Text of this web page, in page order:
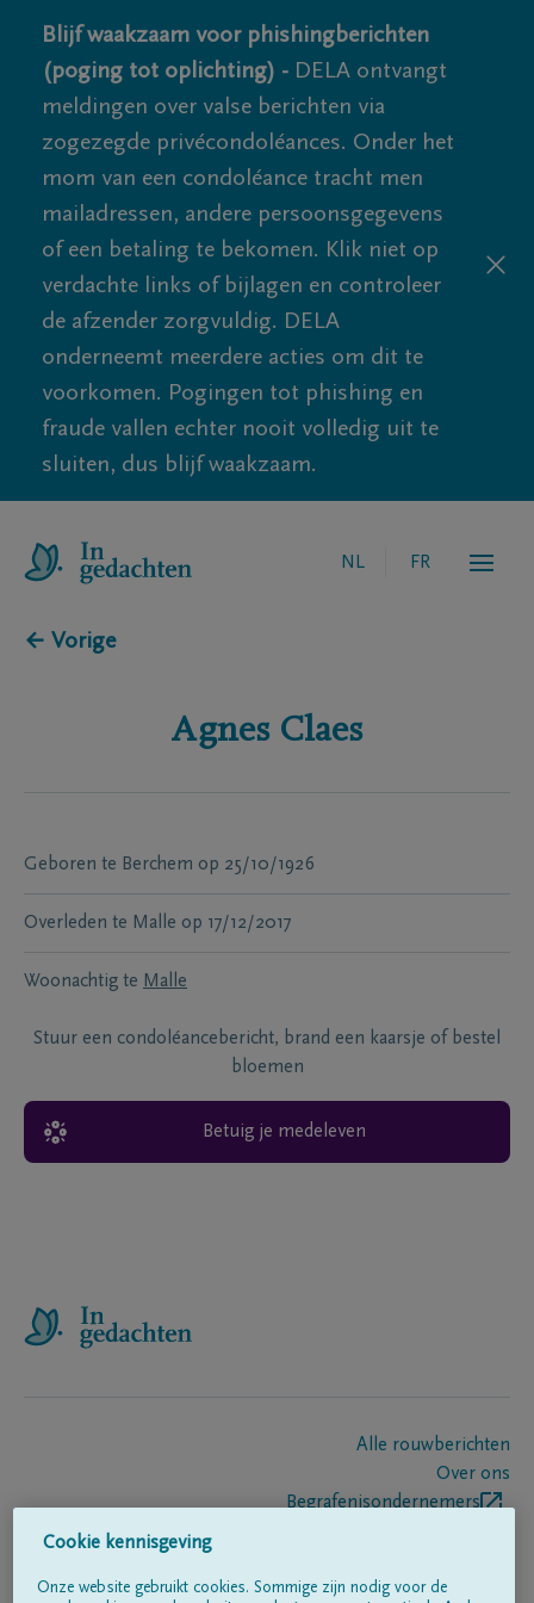
Blijf waakzaam voor phishingberichten
(poging tot oplichting) - DELA ontvangt
meldingen over valse berichten via
zogezegde privécondoléances. Onder het
mom van een condoléance tracht men
mailadressen, andere persoonsgegevens
of een betaling te bekomen. Klik niet op
verdachte links of bijlagen en controleer
de afzender zorgvuldig. DELA
onderneemt meerdere acties om dit te
voorkomen. Pogingen tot phishing en
fraude vallen echter nooit volledig uit te
sluiten, dus blijf waakzaam.
NL FR
← Vorige
Agnes Claes
Geboren te Berchem op 25/10/1926
Overleden te Malle op 17/12/2017
Woonachtig te Malle
Stuur een condoléancebericht, brand een kaarsje of bestel
bloemen
Betuig je medeleven
Alle rouwberichten
Over ons
Begrafenisondernemers
Cookie kennisgeving
Onze website gebruikt cookies. Sommige zijn nodig voor de